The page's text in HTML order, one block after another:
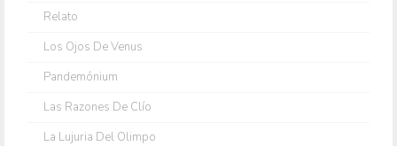
Relato
Los Ojos De Venus
Pandemónium
Las Razones De Clío
La Lujuria Del Olimpo